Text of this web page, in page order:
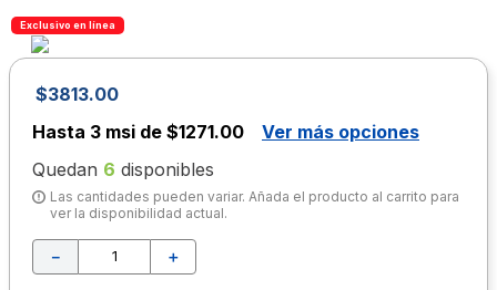
Exclusivo en línea
$3813.00
Hasta 3 msi de $1271.00
Ver más opciones
Quedan 6 disponibles
Las cantidades pueden variar. Añada el producto al carrito para
ver la disponibilidad actual.
＋
－
6.
boligrafo
7.
sacapuntas
8.
escolar
9 .
escritorio
10. lapiz